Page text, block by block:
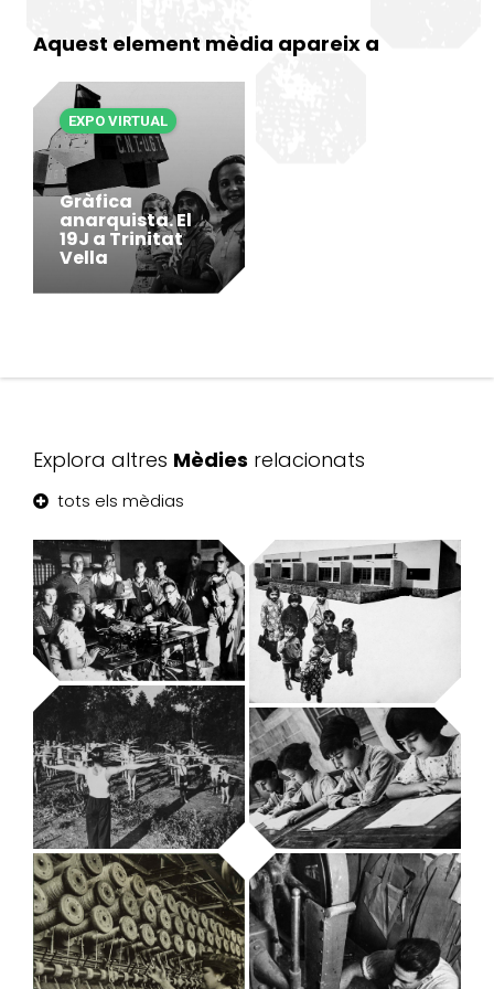
Aquest element mèdia apareix a
Gràfica
anarquista. El
19J a Trinitat
Vella
EXPO VIRTUAL
Explora altres Mèdies relacionats
tots els mèdias
Oficina de
Información y
Propaganda de
la CNT-FAI
Arxiu Fotogràfic La lucha contra
el analfabetismo
Arxiu Fotogràfic
Gimnàstica al
bosc
Arxiu Fotogràfic
Escuela Nueva
Unificada
Arxiu Fotogràfic